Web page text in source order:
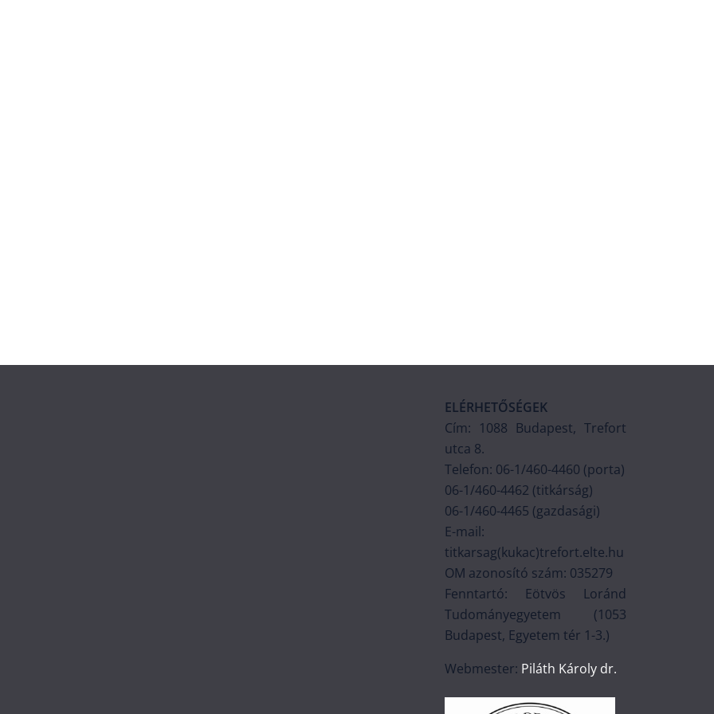
ELÉRHETŐSÉGEK
Cím: 1088 Budapest, Trefort
utca 8.
Telefon: 06-1/460-4460 (porta)
06-1/460-4462 (titkárság)
06-1/460-4465 (gazdasági)
E-mail:
titkarsag(kukac)trefort.elte.hu
OM azonosító szám: 035279
Fenntartó: Eötvös Loránd
Tudományegyetem (1053
Budapest, Egyetem tér 1-3.)
Webmester: Piláth Károly dr.